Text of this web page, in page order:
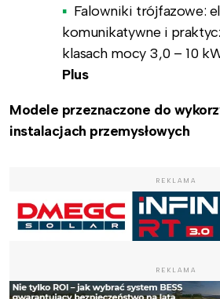
Falowniki trójfazowe:
komunikatywne i
klasach mocy 3,0 – 10
Plus
Modele przeznaczone do
instalacjach przemysłowych
REKLAMA
REKLAMA